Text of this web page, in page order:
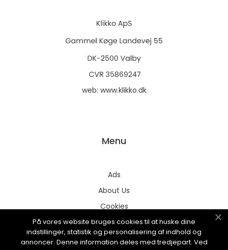
web: www.klikko.dk
Menu
Ads
About Us
Cookies
Contact
Sitemap
På vores website bruges cookies til at huske dine
indstillinger, statistik og personalisering af indhold og
annoncer. Denne information deles med tredjepart. Ved